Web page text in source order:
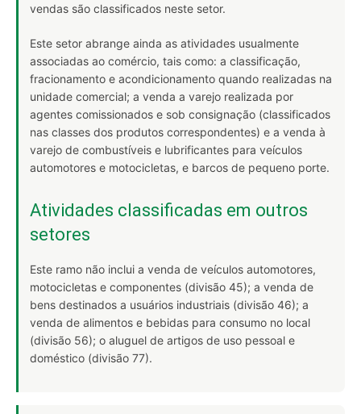
vendas são classificados neste setor.
Este setor abrange ainda as atividades usualmente
associadas ao comércio, tais como: a classificação,
fracionamento e acondicionamento quando realizadas na
unidade comercial; a venda a varejo realizada por
agentes comissionados e sob consignação (classificados
nas classes dos produtos correspondentes) e a venda à
varejo de combustíveis e lubrificantes para veículos
automotores e motocicletas, e barcos de pequeno porte.
Atividades classificadas em outros
setores
Este ramo não inclui a venda de veículos automotores,
motocicletas e componentes (divisão 45); a venda de
bens destinados a usuários industriais (divisão 46); a
venda de alimentos e bebidas para consumo no local
(divisão 56); o aluguel de artigos de uso pessoal e
doméstico (divisão 77).